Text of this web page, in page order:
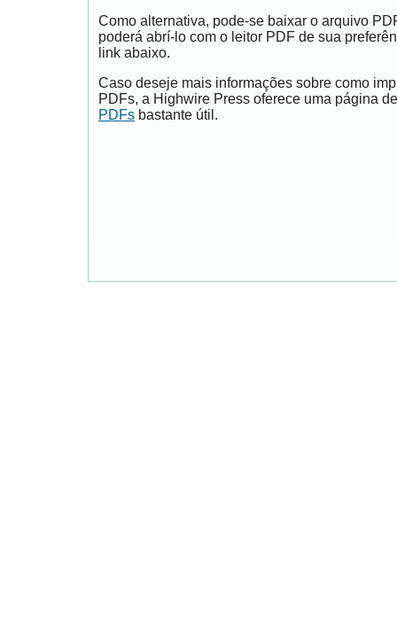
Como alternativa, pode-se baixar o arquivo
poderá abrí-lo com o leitor PDF de sua
link abaixo.
Caso deseje mais informações sobre como
PDFs, a Highwire Press oferece uma página
PDFs bastante útil.